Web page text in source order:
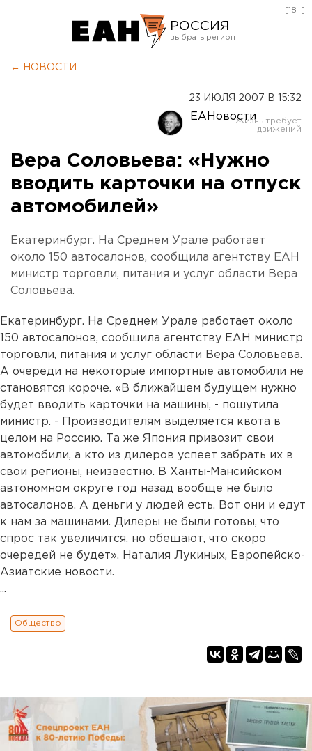
РОССИЯ
Оренбург
[18+]
← НОВОСТИ
23 ИЮЛЯ 2007 В 15:32
ЕАНовости
Вера Соловьева: «Нужно
вводить карточки на отпуск
автомобилей»
Екатеринбург. На Среднем Урале работает
около 150 автосалонов, сообщила агентству ЕАН
министр торговли, питания и услуг области Вера
Соловьева.
Екатеринбург. На Среднем Урале работает около
150 автосалонов, сообщила агентству ЕАН министр
торговли, питания и услуг области Вера Соловьева.
А очереди на некоторые импортные автомобили не
становятся короче. «В ближайшем будущем нужно
будет вводить карточки на машины, - пошутила
министр. - Производителям выделяется квота в
целом на Россию. Та же Япония привозит свои
автомобили, а кто из дилеров успеет забрать их в
свои регионы, неизвестно. В Ханты-Мансийском
автономном округе год назад вообще не было
автосалонов. А деньги у людей есть. Вот они и едут
к нам за машинами. Дилеры не были готовы, что
спрос так увеличится, но обещают, что скоро
очередей не будет». Наталия Лукиных, Европейско-
Азиатские новости.
...
Общество